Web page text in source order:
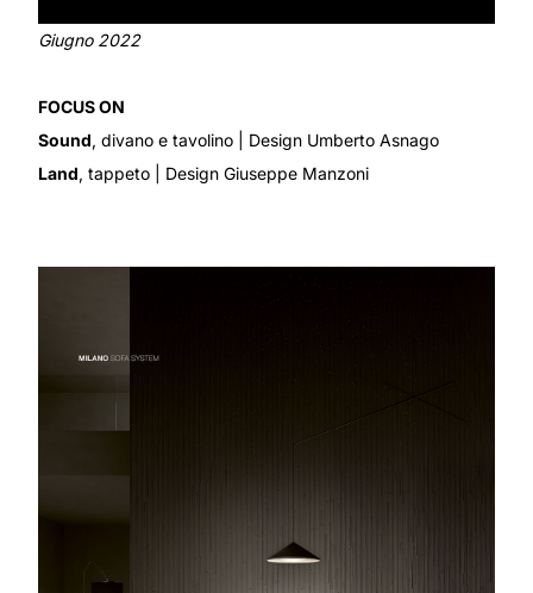
Giugno 2022
FOCUS ON
Sound, divano e tavolino | Design Umberto Asnago
Land, tappeto | Design Giuseppe Manzoni